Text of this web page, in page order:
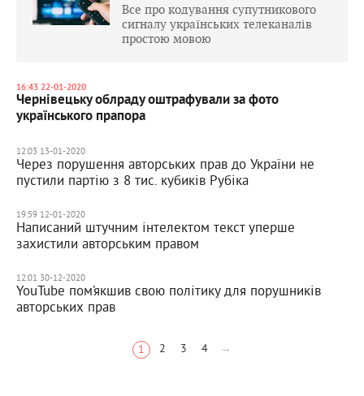
Все про кодування супутникового
сигналу українських телеканалів
простою мовою
16:43 22-01-2020
Чернівецьку облраду оштрафували за фото
українського прапора
12:03 13-01-2020
Через порушення авторських прав до України не
пустили партію з 8 тис. кубиків Рубіка
19:59 12-01-2020
Написаний штучним інтелектом текст уперше
захистили авторським правом
12:01 30-12-2020
YouTube пом’якшив свою політику для порушників
авторських прав
1 2 3 4 →